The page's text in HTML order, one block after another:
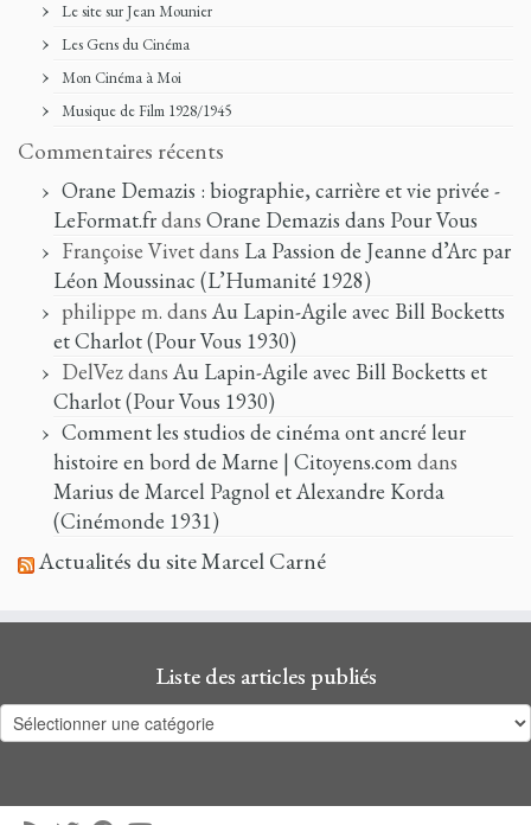
Le site sur Jean Mounier
Les Gens du Cinéma
Mon Cinéma à Moi
Musique de Film 1928/1945
Commentaires récents
Orane Demazis : biographie, carrière et vie privée -
LeFormat.frdans Orane Demazis dans Pour Vous
Françoise Vivetdans La Passion de Jeanne d’Arc par
Léon Moussinac (L’Humanité 1928)
philippe m. dans Au Lapin-Agile avec Bill Bocketts
et Charlot (Pour Vous 1930)
DelVezdans Au Lapin-Agile avec Bill Bocketts et
Charlot (Pour Vous 1930)
Comment les studios de cinéma ont ancré leur
histoire en bord de Marne | Citoyens.comdans
Marius de Marcel Pagnol et Alexandre Korda
(Cinémonde 1931)
Actualités du site Marcel Carné
Liste des articles publiés
Liste
des